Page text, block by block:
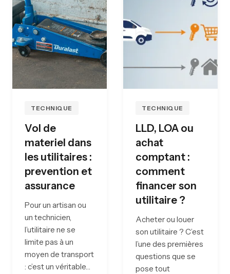
TECHNIQUE
Vol de
materiel dans
les utilitaires :
prevention et
assurance
Pour un artisan ou
un technicien,
l’utilitaire ne se
limite pas à un
moyen de transport
: c’est un véritable…
TECHNIQUE
LLD, LOA ou
achat
comptant :
comment
financer son
utilitaire ?
Acheter ou louer
son utilitaire ? C’est
l’une des premières
questions que se
pose tout